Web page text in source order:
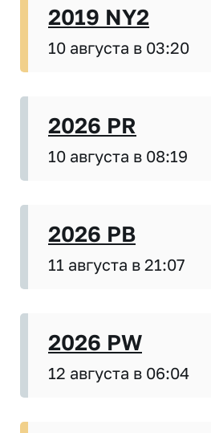
2019 NY2
10 августа в 03:20
2026 PR
10 августа в 08:19
2026 PB
11 августа в 21:07
2026 PW
12 августа в 06:04